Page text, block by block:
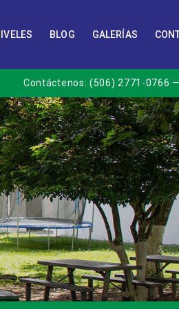
BLOG GALERÍAS
Contáctenos:(506) 2771-0766